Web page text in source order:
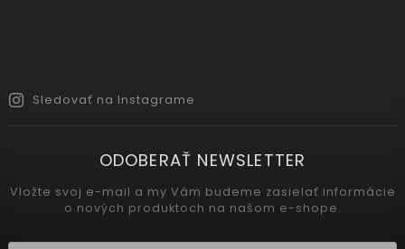
Sledovať na Instagrame
ODOBERAŤ NEWSLETTER
Vložte svoj e-mail a my Vám budeme zasielať informácie
o nových produktoch na našom e-shope.